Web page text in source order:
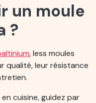
un moule
?
, less moules
qualité, leur résistance
cuisine, guidez par